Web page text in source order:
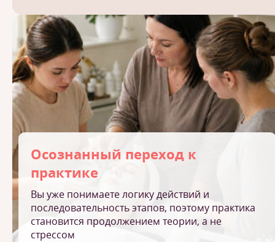
Осознанный переход к
практике
Вы уже понимаете логику действий и
последовательность этапов, поэтому практика
становится продолжением теории, а не
стрессом